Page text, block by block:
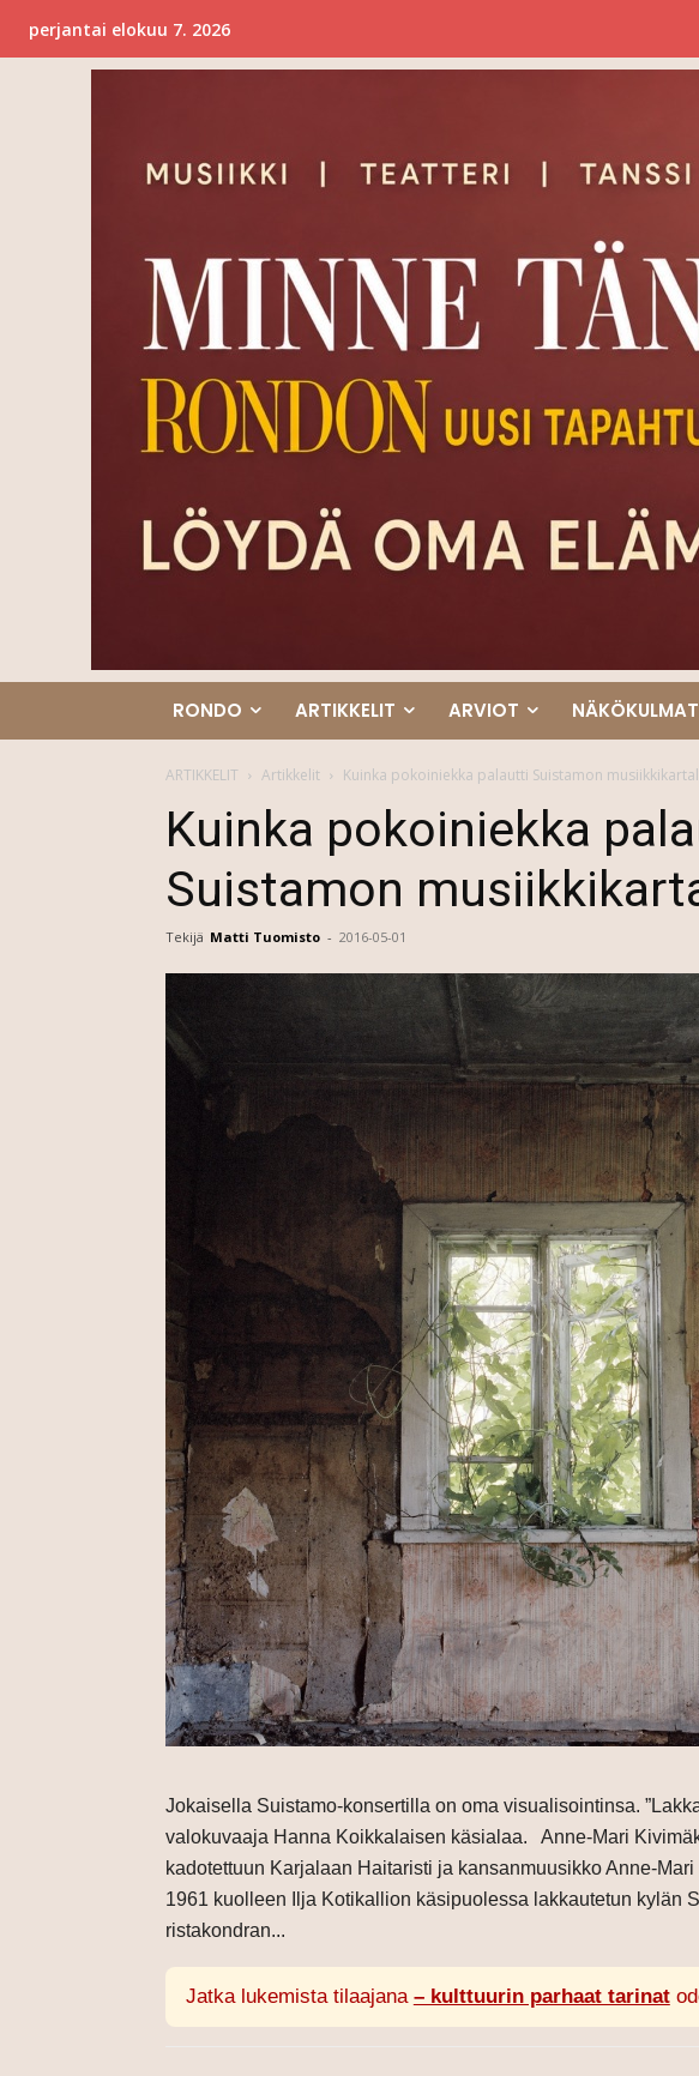
perjantai elokuu 7. 2026
RONDO ARTIKKELIT ARVIOT NÄKÖKULMAT
ARTIKKELIT Artikkelit Kuinka pokoiniekka palautti Suistamon
Kuinka pokoiniekka
Suistamon
Tekijä Matti Tuomisto - 2016-05-01
Jokaisella Suistamo-konsertilla on oma visualisointinsa.
valokuvaaja Hanna Koikkalaisen käsialaa. Anne-Mari
kadotettuun Karjalaan Haitaristi ja kansanmuusikko Anne-
1961 kuolleen Ilja Kotikallion käsipuolessa lakkautetun kylän
ristakondran...
Jatka lukemista tilaajana – kulttuurin parhaat tarinat